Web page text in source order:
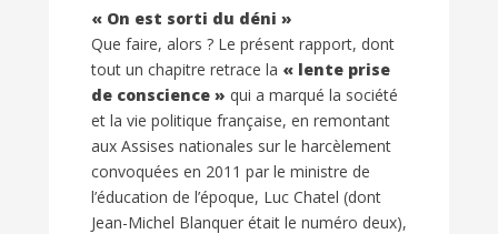
« On est sorti du déni »
Que faire, alors ? Le présent rapport, dont
tout un chapitre retrace la « lente prise
de conscience » qui a marqué la société
et la vie politique française, en remontant
aux Assises nationales sur le harcèlement
convoquées en 2011 par le ministre de
l’éducation de l’époque, Luc Chatel (dont
Jean-Michel Blanquer était le numéro deux),